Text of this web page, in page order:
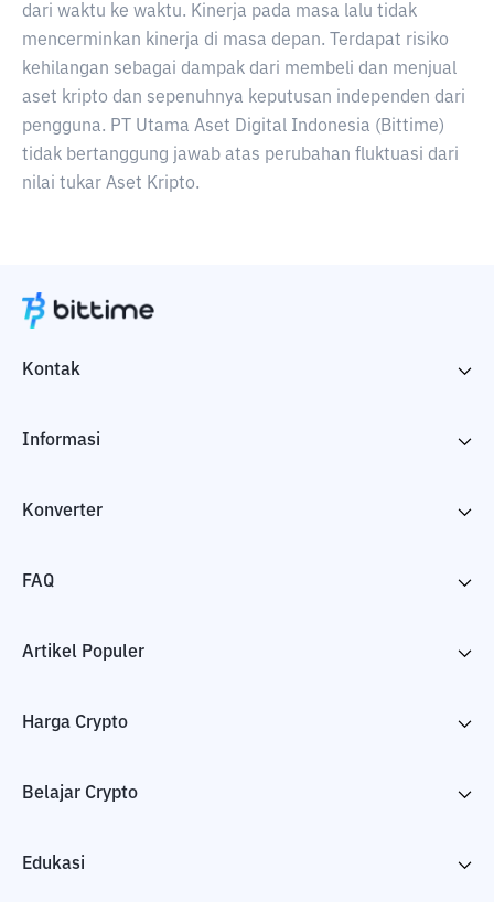
dari waktu ke waktu. Kinerja pada masa lalu tidak
mencerminkan kinerja di masa depan. Terdapat risiko
kehilangan sebagai dampak dari membeli dan menjual
aset kripto dan sepenuhnya keputusan independen dari
pengguna. PT Utama Aset Digital Indonesia (Bittime)
tidak bertanggung jawab atas perubahan fluktuasi dari
nilai tukar Aset Kripto.
Kontak
Informasi
Konverter
FAQ
Artikel Populer
Harga Crypto
Belajar Crypto
Edukasi